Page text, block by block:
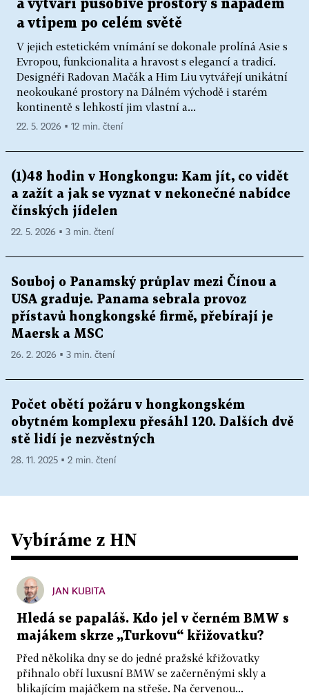
a vytváří působivé prostory s nápadem
a vtipem po celém světě
V jejich estetickém vnímání se dokonale prolíná Asie s
Evropou, funkcionalita a hravost s elegancí a tradicí.
Designéři Radovan Mačák a Him Liu vytvářejí unikátní
neokoukané prostory na Dálném východě i starém
kontinentě s lehkostí jim vlastní a...
22. 5. 2026 ▪ 12 min. čtení
(1)48 hodin v Hongkongu: Kam jít, co vidět
a zažít a jak se vyznat v nekonečné nabídce
čínských jídelen
22. 5. 2026 ▪ 3 min. čtení
Souboj o Panamský průplav mezi Čínou a
USA graduje. Panama sebrala provoz
přístavů hongkongské firmě, přebírají je
Maersk a MSC
26. 2. 2026 ▪ 3 min. čtení
Počet obětí požáru v hongkongském
obytném komplexu přesáhl 120. Dalších dvě
stě lidí je nezvěstných
28. 11. 2025 ▪ 2 min. čtení
Vybíráme z HN
JAN KUBITA
Hledá se papaláš. Kdo jel v černém BMW s
majákem skrze „Turkovu“ křižovatku?
Před několika dny se do jedné pražské křižovatky
přihnalo obří luxusní BMW se začerněnými skly a
blikajícím majáčkem na střeše. Na červenou...